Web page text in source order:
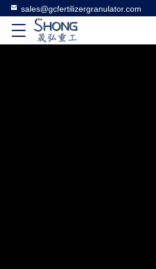
sales@gcfertilizergranulator.com